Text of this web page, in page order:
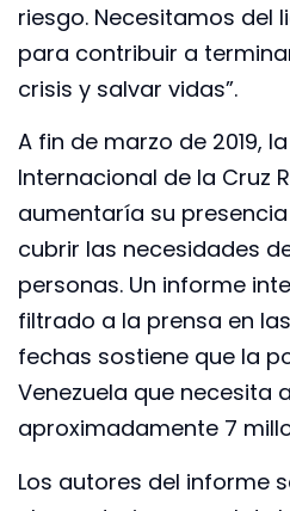
riesgo. Necesitamos del
para contribuir a
crisis y salvar vidas”.
A fin de marzo de 2019,
Internacional de la Cruz
aumentaría su
cubrir las necesidades
personas. Un informe
filtrado a la prensa en
fechas sostiene que la
Venezuela que necesita
aproximadamente 7
Los autores del informe